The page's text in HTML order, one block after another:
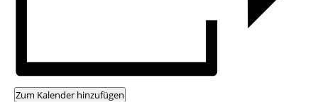
Zum Kalender hinzufügen